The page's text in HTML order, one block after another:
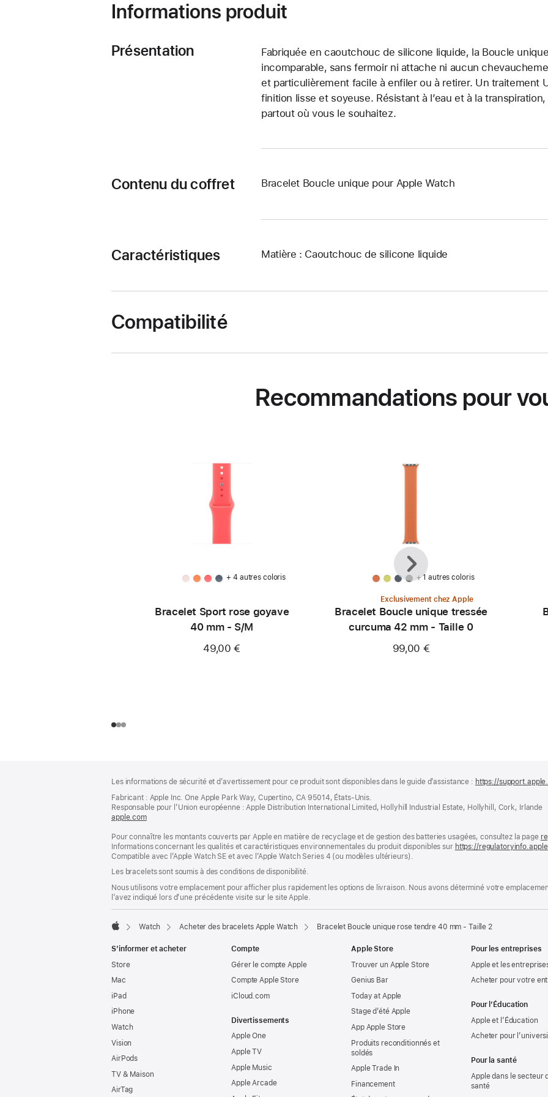
Informations produit
Présentation
Fabriquée en caoutchouc de silicone liquide, la Boucle
incomparable, sans fermoir ni attache ni aucun
et particulièrement facile à enfiler ou à retirer. Un traitement
finition lisse et soyeuse. Résistant à l’eau et à la
partout où vous le souhaitez.
Contenu du coffret Bracelet Boucle unique pour Apple Watch
Caractéristiques Matière : Caoutchouc de silicone liquide
Compatibilité
Recommandations pour
+ 4 autres coloris
Bracelet Sport rose goyave
40 mm - S/M
49,00 €
+ 1 autres coloris
Exclusivement chez Apple
Bracelet Boucle unique tressée
curcuma 42 mm - Taille 0
99,00 €
Précédent
Suivant
de
page
de
bas
de
page
Les informations de sécurité et d’avertissement pour ce produit sont disponibles dans le guide d’assistance : https://
Fabricant : Apple Inc. One Apple Park Way, Cupertino, CA 95014, États-Unis.
Responsable pour l’Union européenne : Apple Distribution International Limited, Hollyhill Industrial Estate, Hollyhill, Cork, Irlande
apple.com(s’ouvre
une
nouvelle
fenêtre)
Pour connaître les montants couverts par Apple en matière de recyclage et de gestion des batteries usagées, consultez la page
Informations concernant les qualités et caractéristiques environnementales du produit disponibles sur https://
Compatible avec l’Apple Watch SE et avec l’Apple Watch Series 4 (ou modèles ultérieurs).
Les bracelets sont soumis à des conditions de disponibilité.
Nous utilisons votre emplacement pour afficher plus rapidement les options de livraison. Nous avons déterminé votre
l’avez indiqué lors d’une précédente visite sur le site Apple.
Watch Acheter des bracelets Apple Watch Bracelet Boucle unique rose tendre 40 mm - Taille 2
S’informer et acheter
Store
Mac
iPad
iPhone
Watch
Vision
AirPods
TV & Maison
AirTag
Compte
Gérer le compte Apple
Compte Apple Store
iCloud.com
Divertissements
Apple One
Apple TV
Apple Music
Apple Arcade
Apple Store
Trouver un Apple Store
Genius Bar
Today at Apple
Stage d’été Apple
App Apple Store
Produits reconditionnés et
soldés
Apple Trade In
Financement
Pour les entreprises
Apple et les
Acheter pour votre
Pour l’Éducation
Apple et l’Éducation
Acheter pour
Pour la santé
Apple dans le secteur
santé